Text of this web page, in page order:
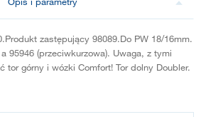
zastępujący 98089.Do PW 18/16mm.
95946 (przeciwkurzowa). Uwaga, z tymi
tor górny i wózki Comfort! Tor dolny Doubler.